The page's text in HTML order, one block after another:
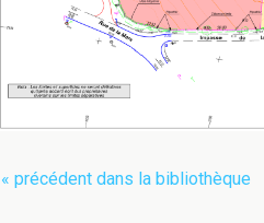
« précédent dans la bibliothèque